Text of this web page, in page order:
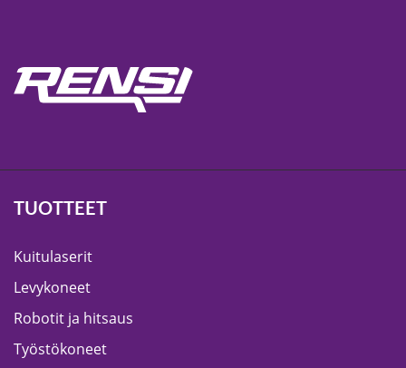
TUOTTEET
Kuitulaserit
Levykoneet
Robotit ja hitsaus
Työstökoneet